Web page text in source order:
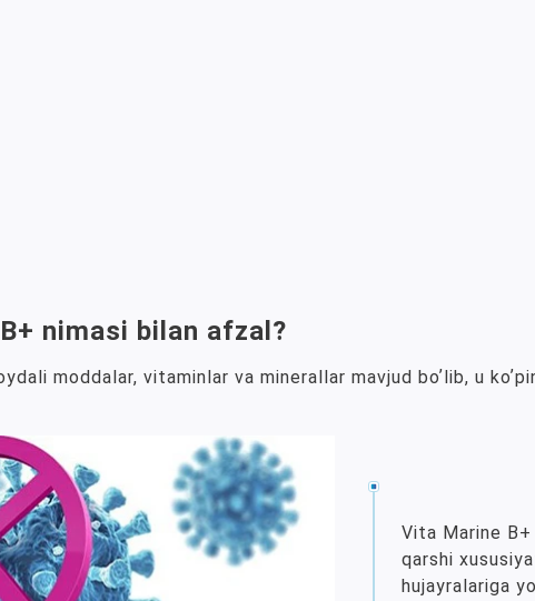
nimasi bilan afzal?
moddalar, vitaminlar va minerallar mavjud boʼlib, u
Vita Marine
qarshi
hujayralariga